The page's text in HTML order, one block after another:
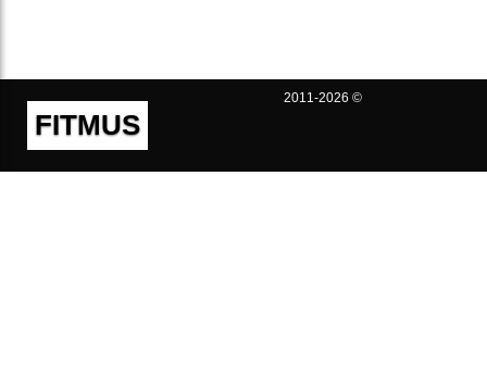
FITMUS
2011-2026 ©